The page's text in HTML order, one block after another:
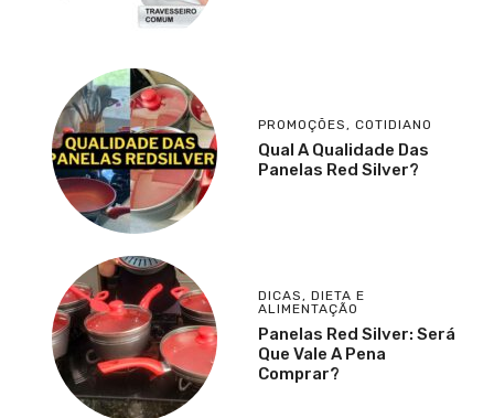
PROMOÇÕES , COTIDIANO
Qual A Qualidade Das
Panelas Red Silver?
DICAS , DIETA E
ALIMENTAÇÃO
Panelas Red Silver: Será
Que Vale A Pena
Comprar?